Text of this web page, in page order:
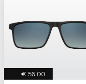
€ 56,00